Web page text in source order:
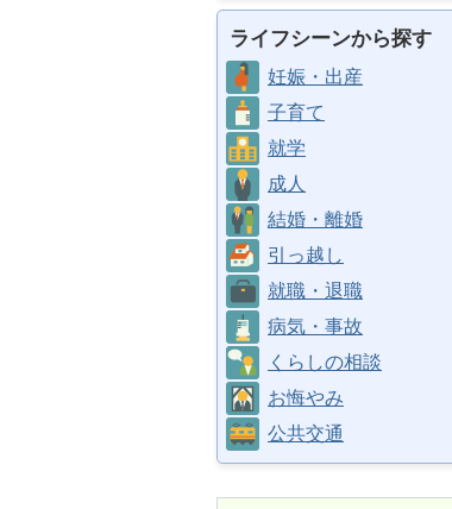
ライフシーンから探す
妊娠・出産
子育て
就学
成人
結婚・離婚
引っ越し
就職・退職
病気・事故
くらしの相談
お悔やみ
公共交通